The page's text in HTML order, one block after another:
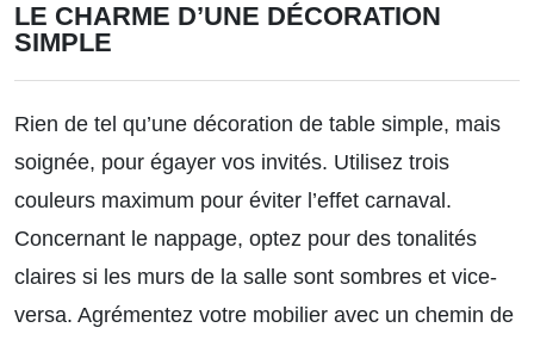
LE CHARME D’UNE DÉCORATION
SIMPLE
Rien de tel qu’une décoration de table simple, mais
soignée, pour égayer vos invités. Utilisez trois
couleurs maximum pour éviter l’effet carnaval.
Concernant le nappage, optez pour des tonalités
claires si les murs de la salle sont sombres et vice-
versa. Agrémentez votre mobilier avec un chemin de